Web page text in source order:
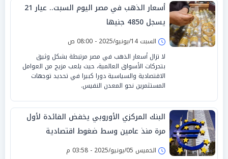
أسعار الذهب في مصر اليوم السبت.. عيار 21
يسجل 4850 جنيها
السبت 14/يونيو/2025 - 08:00 ص
لا تزال أسعار الذهب في مصر مرتبطة بشكل وثيق
بتحركات الأسواق العالمية، حيث يلعب مزيج من العوامل
الاقتصادية والسياسية دورا كبيرا في تحديد توجهات
المستثمرين نحو المعدن النفيس.
البنك المركزي الأوروبي يخفض الفائدة لأول
مرة منذ عامين وسط ضغوط اقتصادية
الخميس 05/يونيو/2025 - 03:58 م